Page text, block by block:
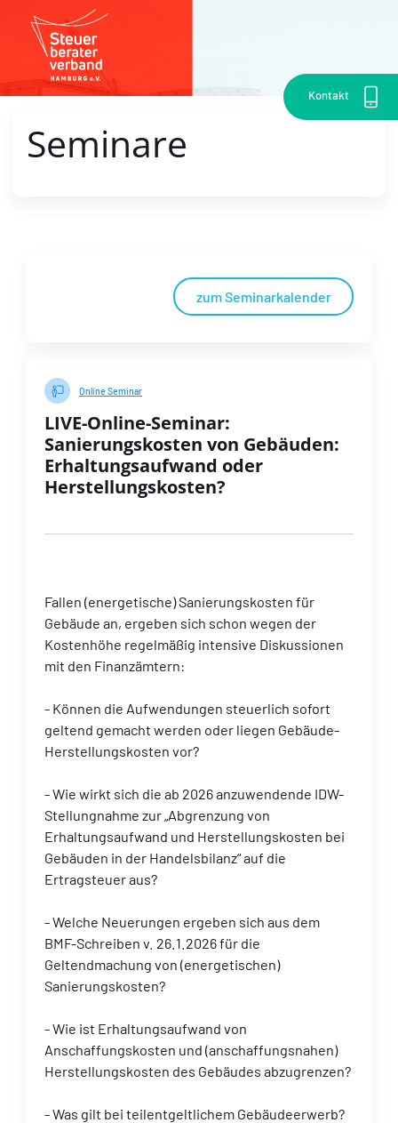
Kontakt
Seminare
zum Seminarkalender
Online Seminar
LIVE-Online-Seminar:
Sanierungskosten von Gebäuden:
Erhaltungsaufwand oder
Herstellungskosten?
Fallen (energetische) Sanierungskosten für
Gebäude an, ergeben sich schon wegen der
Kostenhöhe regelmäßig intensive Diskussionen
mit den Finanzämtern:
- Können die Aufwendungen steuerlich sofort
geltend gemacht werden oder liegen Gebäude-
Herstellungskosten vor?
- Wie wirkt sich die ab 2026 anzuwendende IDW-
Stellungnahme zur „Abgrenzung von
Erhaltungsaufwand und Herstellungskosten bei
Gebäuden in der Handelsbilanz“ auf die
Ertragsteuer aus?
- Welche Neuerungen ergeben sich aus dem
BMF-Schreiben v. 26.1.2026 für die
Geltendmachung von (energetischen)
Sanierungskosten?
- Wie ist Erhaltungsaufwand von
Anschaffungskosten und (anschaffungsnahen)
Herstellungskosten des Gebäudes abzugrenzen?
- Was gilt bei teilentgeltlichem Gebäudeerwerb?